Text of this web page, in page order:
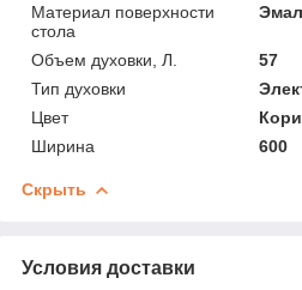
Материал поверхности
стола
Объем духовки, Л.
57
Тип духовки
Цвет
Ширина
600
Скрыть
Условия доставки